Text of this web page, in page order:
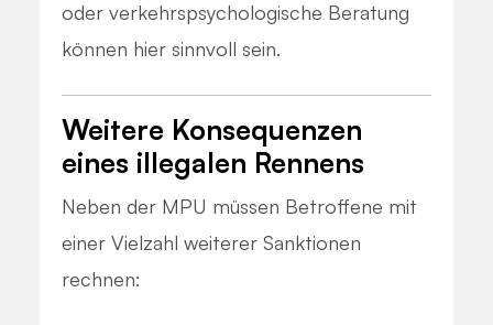
oder verkehrspsychologische Beratung
können hier sinnvoll sein.
Weitere Konsequenzen
eines illegalen Rennens
Neben der MPU müssen Betroffene mit
einer Vielzahl weiterer Sanktionen
rechnen: